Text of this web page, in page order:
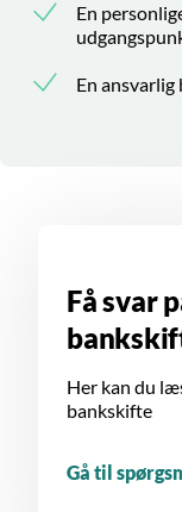
En
En
Få svar
Her kan du
bankskifte
Gå til